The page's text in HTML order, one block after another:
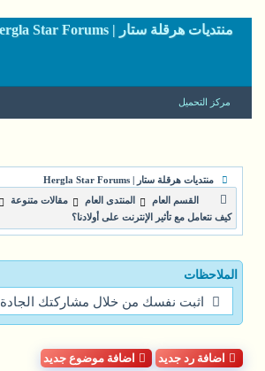
منتديات هرقلة ستار | Hergla Star Forums
مركز التحميل
منتديات هرقلة ستار | Hergla Star Forums
القسم العام
المنتدى العام
مقالات متنوعة
كيف نتعامل مع تأثير الإنترنت على أولادنا؟
الملاحظات
اثبت نفسك من خلال مشاركتك الجادة
اضافة رد جديد اضافة موضوع جديد